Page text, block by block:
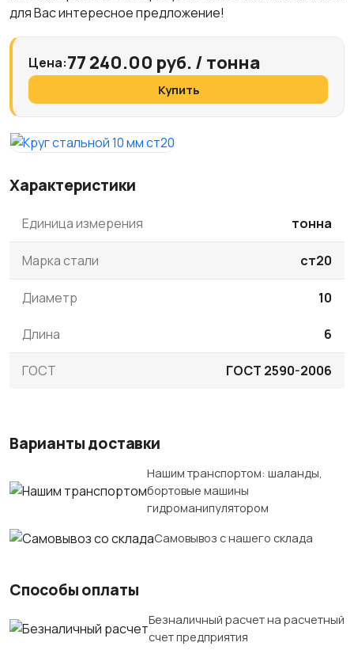
для Вас интересное предложение!
Цена:77 240.00 руб. / тонна
Купить
Характеристики
Единица измерения тонна
Марка стали ст20
Диаметр 10
Длина 6
ГОСТ ГОСТ 2590-2006
Варианты доставки
Нашим транспортом: шаланды,
бортовые машины
гидроманипулятором
Самовывоз с нашего склада
Способы оплаты
Безналичный расчет на расчетный
счет предприятия